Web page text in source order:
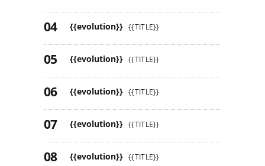
{{evolution}} {{TITLE}}
{{evolution}} {{TITLE}}
{{evolution}} {{TITLE}}
{{evolution}} {{TITLE}}
{{evolution}} {{TITLE}}